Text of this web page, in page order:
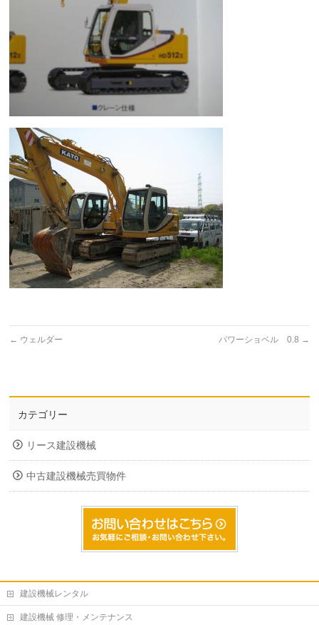
← ウェルダー パワーショベル 0.8 →
カテゴリー
リース建設機械
中古建設機械売買物件
建設機械レンタル
建設機械 修理・メンテナンス